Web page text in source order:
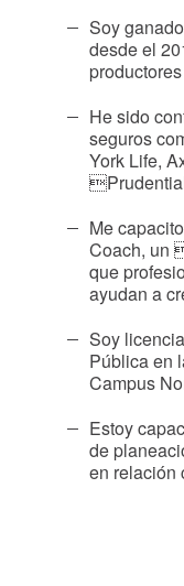
Soy
desde el
He sido
seguros
York Life,
Me
Coach, un
que
ayudan a
Soy
Pública en
Campus
Estoy
de
en relación